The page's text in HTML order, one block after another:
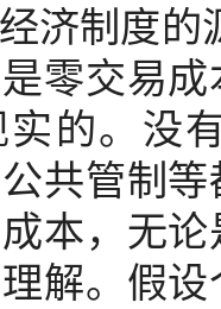
济制度的
零交易
的。没
共管制
本，无
解。假